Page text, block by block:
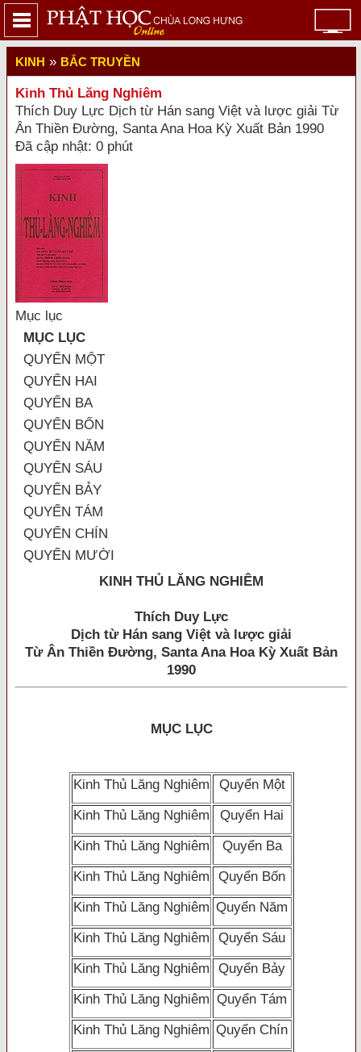
KINH » BẮC TRUYỀN
Kinh Thủ Lăng Nghiêm
Thích Duy Lực Dịch từ Hán sang Việt và lược giải Từ
Ân Thiền Đường, Santa Ana Hoa Kỳ Xuất Bản 1990
Đã cập nhật: 0 phút
Mục lục
MỤC LỤC
QUYỂN MỘT
QUYỂN HAI
QUYỂN BA
QUYỂN BỐN
QUYỂN NĂM
QUYỂN SÁU
QUYỂN BẢY
QUYỂN TÁM
QUYỂN CHÍN
QUYỂN MƯỜI
KINH THỦ LĂNG NGHIÊM
Thích Duy Lực
Dịch từ Hán sang Việt và lược giải
Từ Ân Thiền Đường, Santa Ana Hoa Kỳ Xuất Bản
1990
MỤC LỤC
Kinh Thủ Lăng Nghiêm
Quyển Một
Kinh Thủ Lăng Nghiêm
Quyển Hai
Kinh Thủ Lăng Nghiêm
Quyển Ba
Kinh Thủ Lăng Nghiêm
Quyển Bốn
Kinh Thủ Lăng Nghiêm Quyển Năm
Kinh Thủ Lăng Nghiêm
Quyển Sáu
Kinh Thủ Lăng Nghiêm
Quyển Bảy
Kinh Thủ Lăng Nghiêm Quyển Tám
Kinh Thủ Lăng Nghiêm Quyển Chín